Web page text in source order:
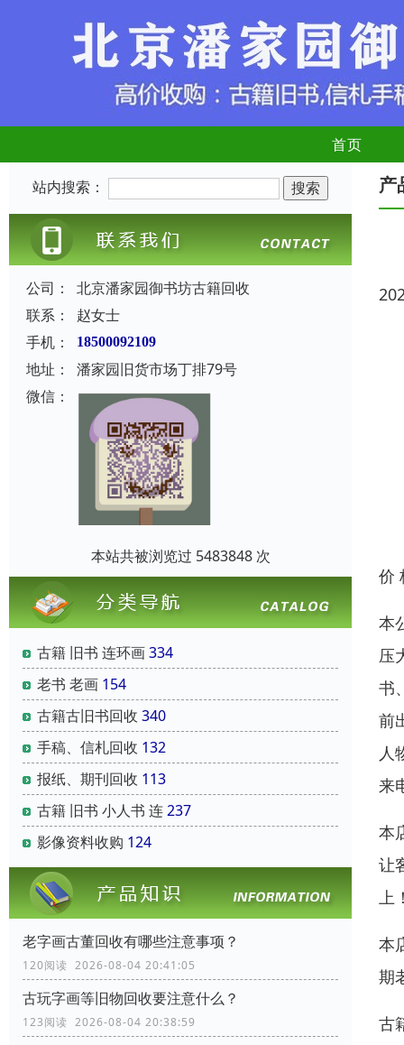
首页
站内搜索：
公司：
北京潘家园御书坊古籍回收
联系：
赵女士
手机：
18500092109
地址：
潘家园旧货市场丁排79号
微信：
本站共被浏览过 5483848 次
古籍 旧书 连环画334
老书 老画 154
古籍古旧书回收 340
手稿、信札回收 132
报纸、期刊回收 113
古籍 旧书 小人书 连237
影像资料收购 124
老字画古董回收有哪些注意事项？
120阅读 2026-08-04 20:41:05
古玩字画等旧物回收要注意什么？
123阅读 2026-08-04 20:38:59
产
价
本
压
书
前
人
来
本
让
上
本
期
古